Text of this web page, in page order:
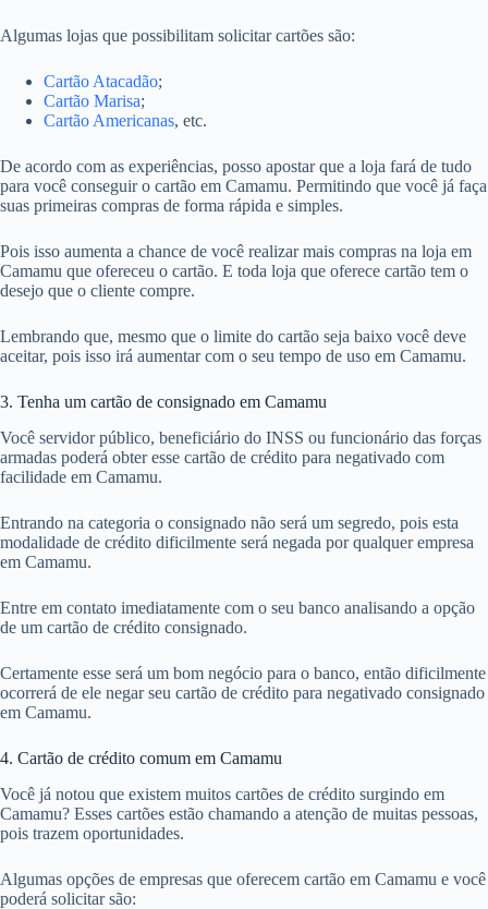
Algumas lojas que possibilitam solicitar cartões são:
Cartão Atacadão;
Cartão Marisa;
Cartão Americanas, etc.
De acordo com as experiências, posso apostar que a loja fará de tudo
para você conseguir o cartão em Camamu. Permitindo que você já faça
suas primeiras compras de forma rápida e simples.
Pois isso aumenta a chance de você realizar mais compras na loja em
Camamu que ofereceu o cartão. E toda loja que oferece cartão tem o
desejo que o cliente compre.
Lembrando que, mesmo que o limite do cartão seja baixo você deve
aceitar, pois isso irá aumentar com o seu tempo de uso em Camamu.
3. Tenha um cartão de consignado em Camamu
Você servidor público, beneficiário do INSS ou funcionário das forças
armadas poderá obter esse cartão de crédito para negativado com
facilidade em Camamu.
Entrando na categoria o consignado não será um segredo, pois esta
modalidade de crédito dificilmente será negada por qualquer empresa
em Camamu.
Entre em contato imediatamente com o seu banco analisando a opção
de um cartão de crédito consignado.
Certamente esse será um bom negócio para o banco, então dificilmente
ocorrerá de ele negar seu cartão de crédito para negativado consignado
em Camamu.
4. Cartão de crédito comum em Camamu
Você já notou que existem muitos cartões de crédito surgindo em
Camamu? Esses cartões estão chamando a atenção de muitas pessoas,
pois trazem oportunidades.
Algumas opções de empresas que oferecem cartão em Camamu e você
poderá solicitar são: